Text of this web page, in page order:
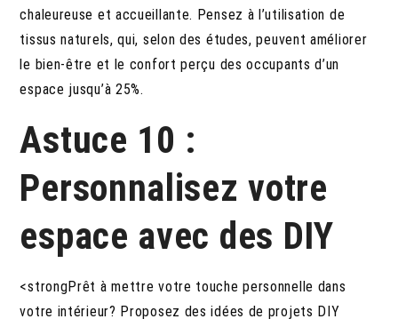
chaleureuse et accueillante. Pensez à l’utilisation de
tissus naturels, qui, selon des études, peuvent améliorer
le bien-être et le confort perçu des occupants d’un
espace jusqu’à 25%.
Astuce 10 :
Personnalisez votre
espace avec des DIY
<strongPrêt à mettre votre touche personnelle dans
votre intérieur? Proposez des idées de projets DIY